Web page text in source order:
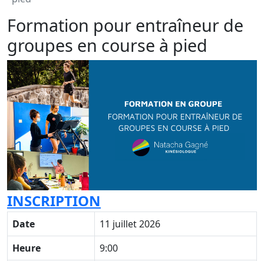
Formation pour entraîneur de
groupes en course à pied
INSCRIPTION
Date
11 juillet 2026
Heure
9:00